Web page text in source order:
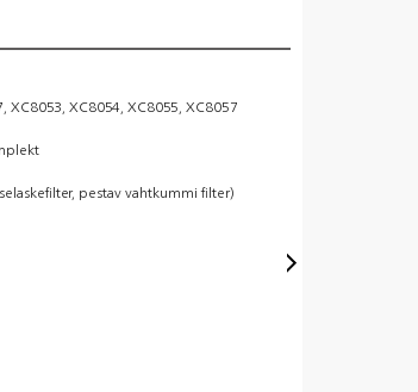
XC8053, XC8054, XC8055, XC8057
pestav vahtkummi filter)